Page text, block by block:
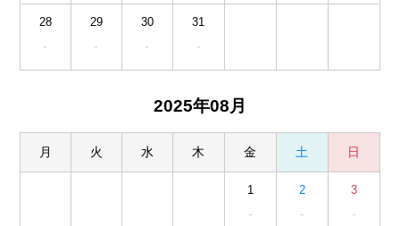
28
-
29
-
30
-
31
-
2025年08月
月 火 水 木 金 土 日
1
-
2
-
3
-